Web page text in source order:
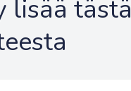
lisää tästä